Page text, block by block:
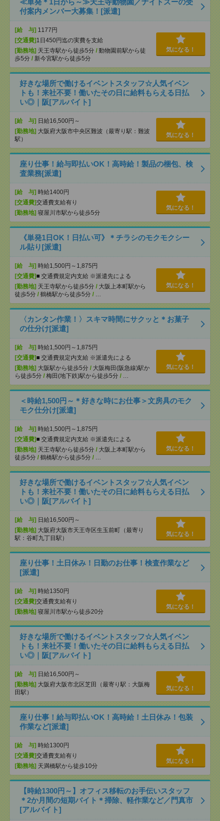
≪単発＊1日から～≫天王寺動物園／ナイトズーの受
付案内メンバー大募集！[派遣]
[給 与] 1177円
[交通費] 1日450円迄の実費を支給
[勤務地] 天王寺駅から徒歩5分 / 動物園前駅から徒
歩5分 / 新今宮駅から徒歩5分
気になる！
好きな場所で働けるイベントスタッフ☆人気イベン
トも！来社不要！働いたその日に給料もらえる日払
い◎｜阪[アルバイト]
[給 与] 日給16,500円～
[勤務地] 大阪府大阪市中央区難波（最寄り駅：難波
駅）
気になる！
座り仕事！給与即払いOK！高時給！製品の梱包、検
査業務[派遣]
[給 与] 時給1400円
[交通費]交通費支給有り
[勤務地] 寝屋川市駅から徒歩5分
気になる！
《単発1日OK！日払い可》＊チラシのモクモクシー
ル貼り[派遣]
[給 与] 時給1,500円～1,875円
[交通費]■ 交通費規定内支給 ※派遣先による
[勤務地] 天王寺駅から徒歩5分 / 大阪上本町駅から
徒歩5分 / 鶴橋駅から徒歩5分 / …
気になる！
〈カンタン作業！〉スキマ時間にサクッと＊お菓子
の仕分け[派遣]
[給 与] 時給1,500円～1,875円
[交通費]■ 交通費規定内支給 ※派遣先による
[勤務地] 大阪駅から徒歩5分 / 大阪梅田(阪急線)駅か
ら徒歩5分 / 梅田(地下鉄)駅から徒歩5分 / …
気になる！
＜時給1,500円～＊好きな時にお仕事＞文房具のモク
モク仕分け[派遣]
[給 与] 時給1,500円～1,875円
[交通費]■ 交通費規定内支給 ※派遣先による
[勤務地] 天王寺駅から徒歩5分 / 大阪上本町駅から
徒歩5分 / 鶴橋駅から徒歩5分 / …
気になる！
好きな場所で働けるイベントスタッフ☆人気イベン
トも！来社不要！働いたその日に給料もらえる日払
い◎｜阪[アルバイト]
[給 与] 日給16,500円～
[勤務地] 大阪府大阪市天王寺区生玉前町（最寄り
駅：谷町九丁目駅）
気になる！
座り仕事！土日休み！日勤のお仕事！検査作業など
[派遣]
[給 与] 時給1350円
[交通費]交通費支給有り
[勤務地] 寝屋川市駅から徒歩20分
気になる！
好きな場所で働けるイベントスタッフ☆人気イベン
トも！来社不要！働いたその日に給料もらえる日払
い◎｜阪[アルバイト]
[給 与] 日給16,500円～
[勤務地] 大阪府大阪市北区芝田（最寄り駅：大阪梅
田駅）
気になる！
座り仕事！給与即払いOK！高時給！土日休み！包装
作業など[派遣]
[給 与] 時給1300円
[交通費]交通費支給有り
[勤務地] 天満橋駅から徒歩10分
気になる！
【時給1300円～】オフィス移転のお手伝いスタッフ
＊2か月間の短期バイト＊掃除、軽作業など／門真市
[アルバイト]